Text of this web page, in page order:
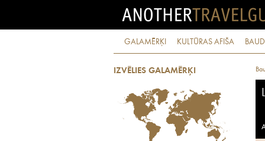
GALAMĒRĶI KULTŪRAS AFIŠA
IZVĒLIES GALAMĒRĶI